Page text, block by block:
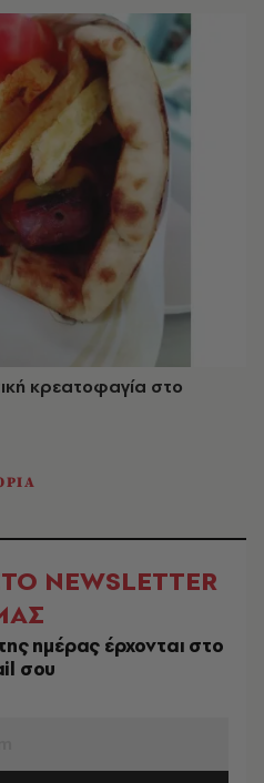
κρεατοφαγία στο
NEWSLETTER
ημέρας έρχονται στο
σου